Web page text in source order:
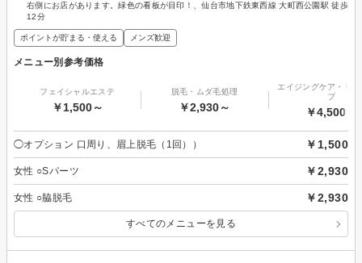
右側にお店があります。緑色の看板が目印！、仙台市地下鉄東西線 大町西公園駅 徒歩
12分
ポイントが貯まる・使える メンズ歓迎
メニュー別参考価格
フェイシャルエステ
￥1,500～
脱毛・ムダ毛処理
￥2,930～
エイジングケア・リ
プ
￥4,500～
◯オプション 口周り、眉上脱毛（1回）） ￥1,500
女性 ○Sパーツ ￥2,930
女性 ○脇脱毛 ￥2,930
すべてのメニューを見る